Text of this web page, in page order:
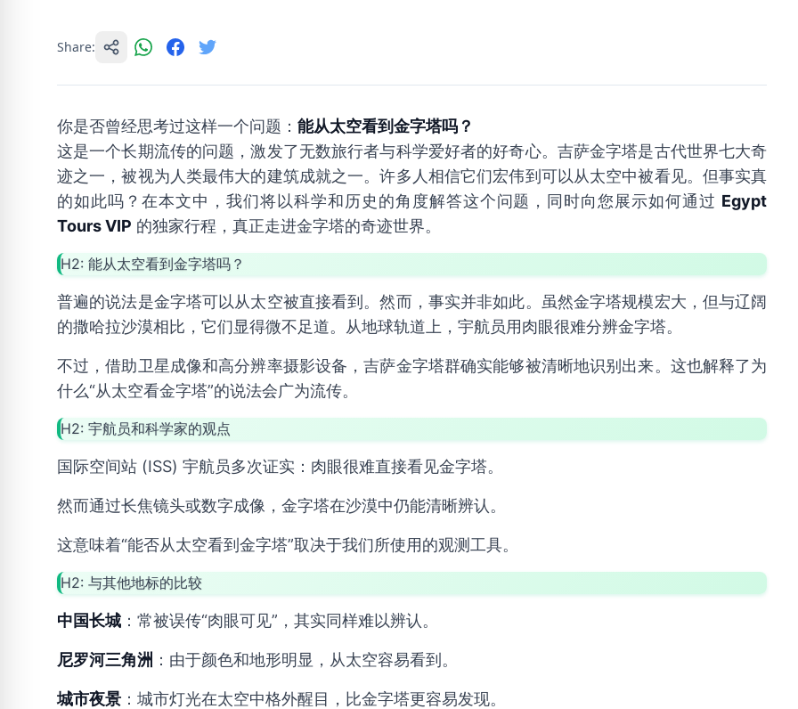
Share:
你是否曾经思考过这样一个问题： 能从太空看到金字塔吗？
这是一个长期流传的问题，激发了无数旅行者与科学爱好者的好奇心。吉萨金字塔是古代世界七大奇
迹之一，被视为人类最伟大的建筑成就之一。许多人相信它们宏伟到可以从太空中被看见。但事实真
的如此吗？在本文中，我们将以科学和历史的角度解答这个问题，同时向您展示如何通过 Egypt
Tours VIP 的独家行程，真正走进金字塔的奇迹世界。
H2: 能从太空看到金字塔吗？
普遍的说法是金字塔可以从太空被直接看到。然而，事实并非如此。虽然金字塔规模宏大，但与辽阔
的撒哈拉沙漠相比，它们显得微不足道。从地球轨道上，宇航员用肉眼很难分辨金字塔。
不过，借助卫星成像和高分辨率摄影设备，吉萨金字塔群确实能够被清晰地识别出来。这也解释了为
什么“从太空看金字塔”的说法会广为流传。
H2: 宇航员和科学家的观点
国际空间站 (ISS) 宇航员多次证实：肉眼很难直接看见金字塔。
然而通过长焦镜头或数字成像，金字塔在沙漠中仍能清晰辨认。
这意味着“能否从太空看到金字塔”取决于我们所使用的观测工具。
H2: 与其他地标的比较
中国长城 ：常被误传“肉眼可见”，其实同样难以辨认。
尼罗河三角洲 ：由于颜色和地形明显，从太空容易看到。
城市夜景 ：城市灯光在太空中格外醒目，比金字塔更容易发现。